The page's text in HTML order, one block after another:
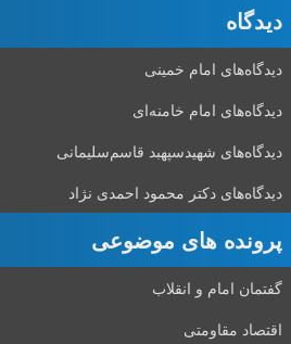
دیدگاه‌
دیدگاه‌های امام خمینی
دیدگاه‌های امام خامنه‌ای
دیدگاه‌های شهید‌سپهبد قاسم‌سلیمانی
دیدگاه‌های دکتر محمود احمدی نژاد
پرونده های موضوعی
گفتمان امام و انقلاب
اقتصاد مقاومتی